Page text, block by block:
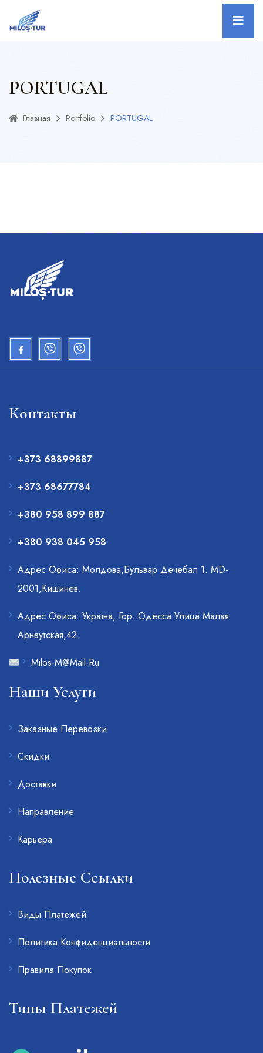
PORTUGAL
Главная Portfolio PORTUGAL
Контакты
+373 68899887
+373 68677784
+380 958 899 887
+380 938 045 958
Адрес Офиса: Молдова,Бульвар Дечебал 1. MD-
2001,Кишинев.
Адрес Офиса: Украïна, Гор. Одесса Улица Малая
Арнаутская,42.
Milos-M@Mail.Ru
Наши Услуги
Заказные Перевозки
Скидки
Доставки
Направление
Карьера
Полезные Ссылки
Виды Платежей
Политика Конфиденциальности
Правила Покупок
Типы Платежей